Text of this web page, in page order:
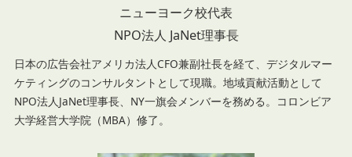
ニューヨーク校代表
NPO法人 JaNet理事長
日本の広告会社アメリカ法人CFO兼副社長を経て、デジタルマー
ケティングのコンサルタントとして現職。地域貢献活動として
NPO法人JaNet理事長、NY一旗会メンバーを務める。コロンビア
大学経営大学院（MBA）修了。